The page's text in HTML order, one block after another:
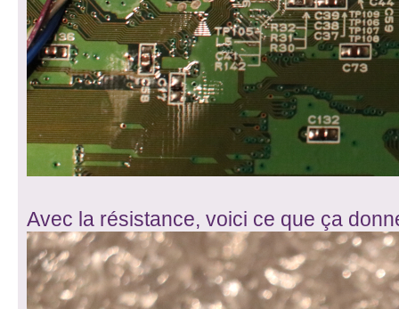
Avec la résistance, voici ce que ça